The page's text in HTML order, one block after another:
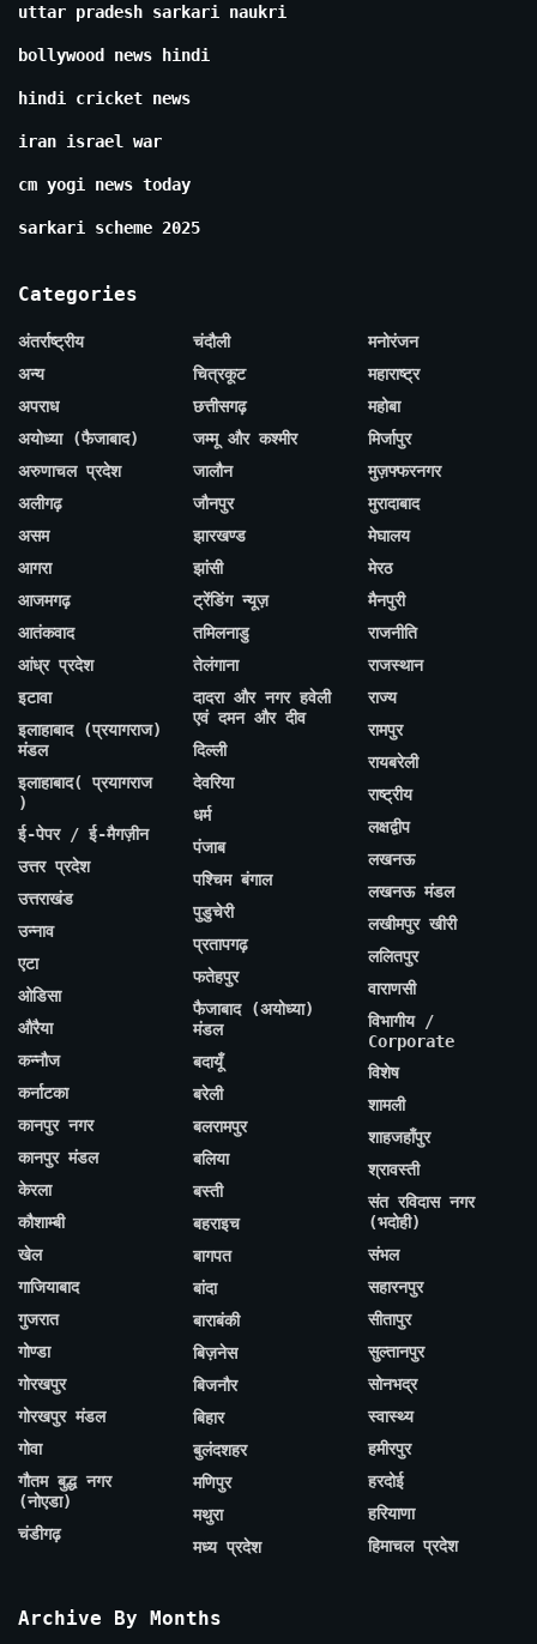
uttar pradesh sarkari naukri
bollywood news hindi
hindi cricket news
iran israel war
cm yogi news today
sarkari scheme 2025
Categories
अंतर्राष्ट्रीय
अन्य
अपराध
अयोध्या (फैजाबाद)
अरुणाचल प्रदेश
अलीगढ़
असम
आगरा
आजमगढ़
आतंकवाद
आंध्र प्रदेश
इटावा
इलाहाबाद (प्रयागराज)
मंडल
इलाहाबाद( प्रयागराज
)
ई-पेपर / ई-मैगज़ीन
उत्तर प्रदेश
उत्तराखंड
उन्नाव
एटा
ओडिसा
औरैया
कन्नौज
कर्नाटका
कानपुर नगर
कानपुर मंडल
केरला
कौशाम्बी
खेल
गाजियाबाद
गुजरात
गोण्डा
गोरखपुर
गोरखपुर मंडल
गोवा
गौतम बुद्ध नगर
(नोएडा)
चंडीगढ़
चंदौली
चित्रकूट
छत्तीसगढ़
जम्मू और कश्मीर
जालौन
जौनपुर
झारखण्ड
झांसी
ट्रेंडिंग न्यूज़
तमिलनाडु
तेलंगाना
दादरा और नगर हवेली
एवं दमन और दीव
दिल्ली
देवरिया
धर्म
पंजाब
पश्चिम बंगाल
पुडुचेरी
प्रतापगढ़
फतेहपुर
फैजाबाद (अयोध्या)
मंडल
बदायूँ
बरेली
बलरामपुर
बलिया
बस्ती
बहराइच
बागपत
बांदा
बाराबंकी
बिज़नेस
बिजनौर
बिहार
बुलंदशहर
मणिपुर
मथुरा
मध्य प्रदेश
मनोरंजन
महाराष्ट्र
महोबा
मिर्जापुर
मुज़फ्फरनगर
मुरादाबाद
मेघालय
मेरठ
मैनपुरी
राजनीति
राजस्थान
राज्य
रामपुर
रायबरेली
राष्ट्रीय
लक्षद्वीप
लखनऊ
लखनऊ मंडल
लखीमपुर खीरी
ललितपुर
वाराणसी
विभागीय /
Corporate
विशेष
शामली
शाहजहाँपुर
श्रावस्ती
संत रविदास नगर
(भदोही)
संभल
सहारनपुर
सीतापुर
सुल्तानपुर
सोनभद्र
स्वास्थ्य
हमीरपुर
हरदोई
हरियाणा
हिमाचल प्रदेश
Archive By Months